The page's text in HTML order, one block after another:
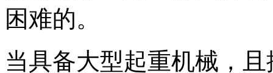
困难的。
当具备大型起重机械，